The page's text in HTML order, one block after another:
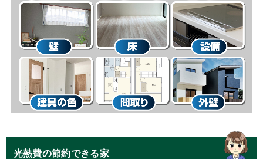
光熱費の節約できる家